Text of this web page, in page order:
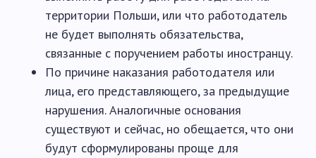
территории Польши, или что работодатель
не будет выполнять обязательства,
связанные с поручением работы иностранцу.
По причине наказания работодателя или
лица, его представляющего, за предыдущие
нарушения. Аналогичные основания
существуют и сейчас, но обещается, что они
будут сформулированы проще для